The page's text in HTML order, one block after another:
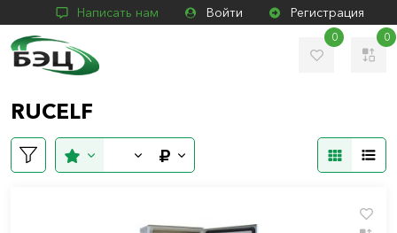
Написать нам Войти Регистрация
0 0
RUCELF